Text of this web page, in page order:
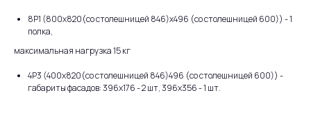
8Р1 (800х820(со столешницей 846)х496 (со столешницей 600)) - 1
полка,
максимальная нагрузка 15 кг
4Р3 (400х820(со столешницей 846)496 (со столешницей 600)) -
габариты фасадов: 396х176 - 2 шт, 396х356 - 1 шт.